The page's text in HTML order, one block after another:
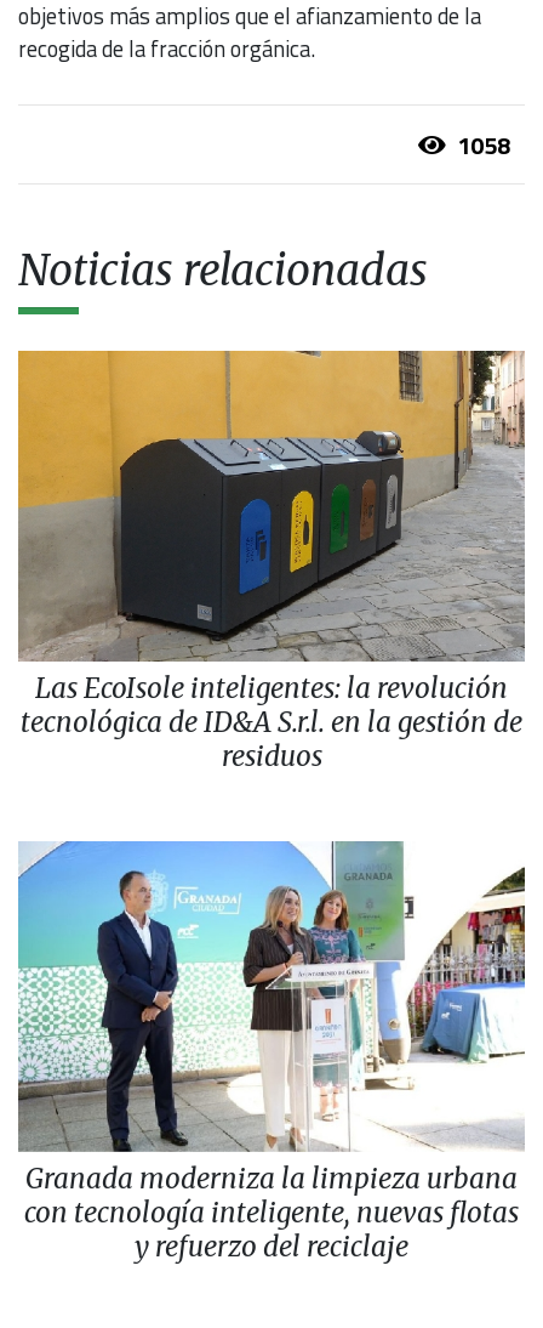
objetivos más amplios que el afianzamiento de la
recogida de la fracción orgánica.
1058
Noticias relacionadas
Las EcoIsole inteligentes: la revolución
tecnológica de ID&A S.r.l. en la gestión de
residuos
Granada moderniza la limpieza urbana
con tecnología inteligente, nuevas flotas
y refuerzo del reciclaje